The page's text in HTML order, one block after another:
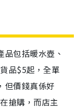
包括暖水壺、
品$5起，全單
但價錢真係好
搶購，而店主